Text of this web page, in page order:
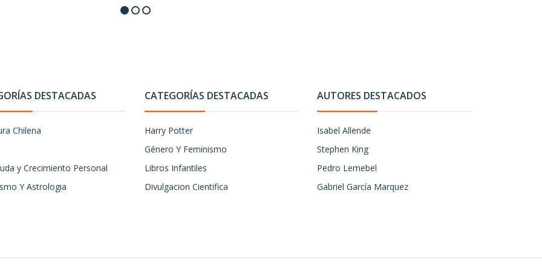
DESTACADAS
Chilena
y Crecimiento Personal
Y Astrologia
CATEGORÍAS DESTACADAS
Harry Potter
Género Y Feminismo
Libros Infantiles
Divulgacion Cientifica
AUTORES DESTACADOS
Isabel Allende
Stephen King
Pedro Lemebel
Gabriel García Marquez